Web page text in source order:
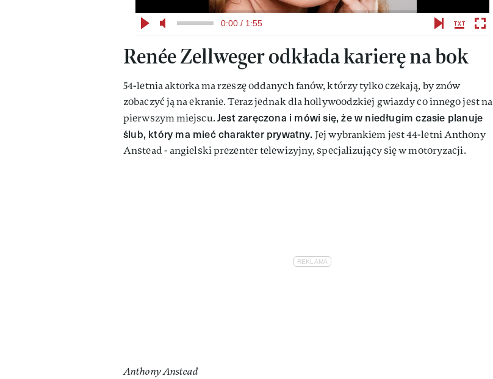
0:00 / 1:55
Renée Zellweger odkłada karierę na bok
54-letnia aktorka ma rzeszę oddanych fanów, którzy tylko czekają, by znów
zobaczyć ją na ekranie. Teraz jednak dla hollywoodzkiej gwiazdy co innego jest na
pierwszym miejscu.Jest zaręczona i mówi się, że w niedługim czasie planuje
ślub, który ma mieć charakter prywatny. Jej wybrankiem jest 44-letni Anthony
Anstead - angielski prezenter telewizyjny, specjalizujący się w motoryzacji.
Anthony Anstead